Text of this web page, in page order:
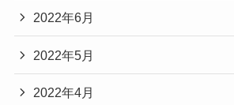
2022年6月
2022年5月
2022年4月